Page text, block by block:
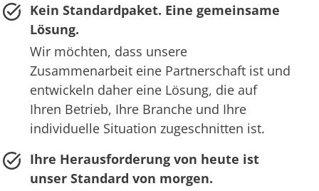
Kein Standardpaket. Eine gemeinsame
Lösung.
Wir möchten, dass unsere
Zusammenarbeit eine Partnerschaft ist und
entwickeln daher eine Lösung, die auf
Ihren Betrieb, Ihre Branche und Ihre
individuelle Situation zugeschnitten ist.
Ihre Herausforderung von heute ist
unser Standard von morgen.